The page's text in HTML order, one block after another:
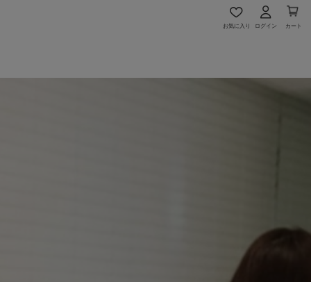
お気に入り ログイン カート